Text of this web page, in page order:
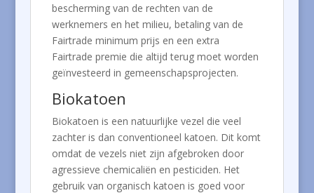
bescherming van de rechten van de
werknemers en het milieu, betaling van de
Fairtrade minimum prijs en een extra
Fairtrade premie die altijd terug moet worden
geïnvesteerd in gemeenschapsprojecten.
Biokatoen
Biokatoen is een natuurlijke vezel die veel
zachter is dan conventioneel katoen. Dit komt
omdat de vezels niet zijn afgebroken door
agressieve chemicaliën en pesticiden. Het
gebruik van organisch katoen is goed voor